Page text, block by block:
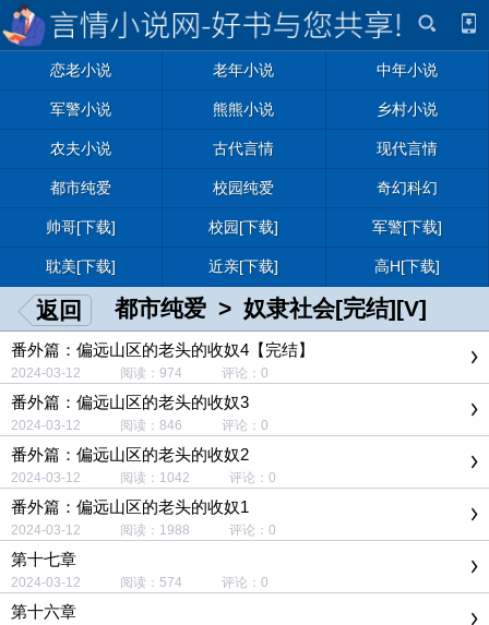
恋老小说 老年小说 中年小说
军警小说 熊熊小说 乡村小说
农夫小说 古代言情 现代言情
都市纯爱 校园纯爱 奇幻科幻
帅哥[下载] 校园[下载] 军警[下载]
耽美[下载] 近亲[下载] 高H[下载]
返回 都市纯爱 > 奴隶社会[完结][V]
番外篇：偏远山区的老头的收奴4【完结】
2024-03-12 阅读：974 评论：0
番外篇：偏远山区的老头的收奴3
2024-03-12 阅读：846 评论：0
番外篇：偏远山区的老头的收奴2
2024-03-12 阅读：1042 评论：0
番外篇：偏远山区的老头的收奴1
2024-03-12 阅读：1988 评论：0
第十七章
2024-03-12 阅读：574 评论：0
第十六章